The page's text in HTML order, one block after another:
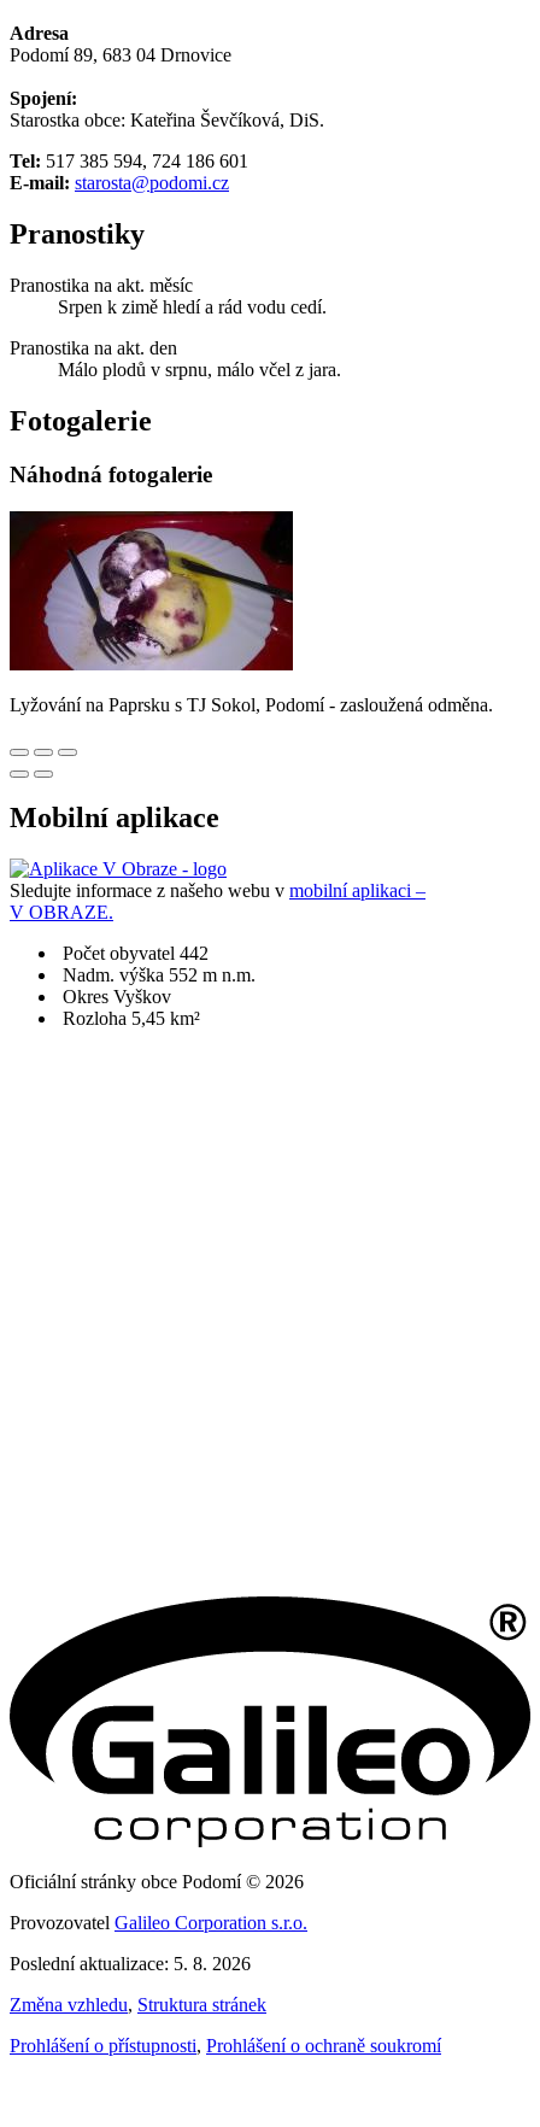
Adresa
Podomí 89, 683 04 Drnovice
Spojení:
Starostka obce: Kateřina Ševčíková, DiS.
Tel: 517 385 594, 724 186 601
E-mail: starosta@podomi.cz
Pranostiky
Pranostika na akt. měsíc
Srpen k zimě hledí a rád vodu cedí.
Pranostika na akt. den
Málo plodů v srpnu, málo včel z jara.
Fotogalerie
Náhodná fotogalerie
Lyžování na Paprsku s TJ Sokol, Podomí - zasloužená odměna.
Mobilní aplikace
Sledujte informace z našeho webu v mobilní aplikaci –
V OBRAZE.
Počet obyvatel 442
Nadm. výška 552 m n.m.
Okres Vyškov
Rozloha 5,45 km²
Oficiální stránky obce Podomí © 2026
Provozovatel Galileo Corporation s.r.o.
Poslední aktualizace: 5. 8. 2026
Změna vzhledu, Struktura stránek
Prohlášení o přístupnosti, Prohlášení o ochraně soukromí